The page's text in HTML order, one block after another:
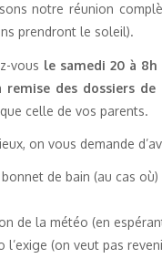
notre réunion
prendront le soleil).
vous le samedi 20 à
remise des dossiers de
celle de vos parents.
on vous demande
de bain (au cas où)
de la météo (en
(on veut pas